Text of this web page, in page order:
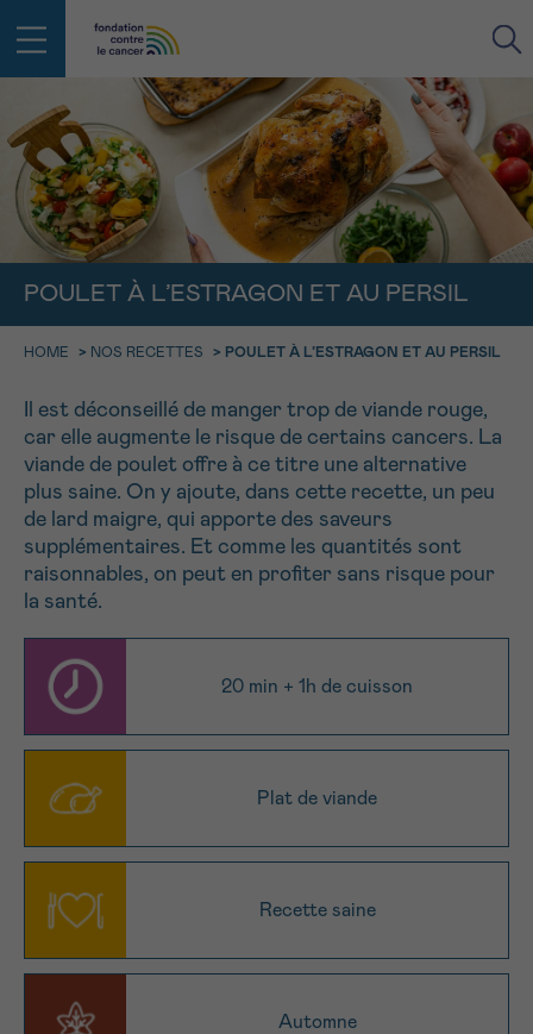
POULET À L’ESTRAGON ET AU PERSIL
HOME > NOS RECETTES > POULET À L’ESTRAGON ET AU PERSIL
Il est déconseillé de manger trop de viande rouge,
car elle augmente le risque de certains cancers. La
viande de poulet offre à ce titre une alternative
plus saine. On y ajoute, dans cette recette, un peu
de lard maigre, qui apporte des saveurs
supplémentaires. Et comme les quantités sont
raisonnables, on peut en profiter sans risque pour
la santé.
20 min + 1h de cuisson
Plat de viande
Recette saine
Automne
E-MAIL
PRÉNOM
FACE AU CANCER VOUS N’ÊTES
PAS SEUL
Des professionnels pour répondre à toutes vos
questions sur le cancer
Par téléphone
0800 15 801 lu-ve 9h à 18h
Via le formulaire de contact
Je souhaite être rappelé.e
aucun diagnostic
RETOUR
NOM
PRÉNOM
E-MAIL
VOTRE QUESTION
RETOUR
9h-11h
11h-13h
13h-16h
16h-18h
Suivant